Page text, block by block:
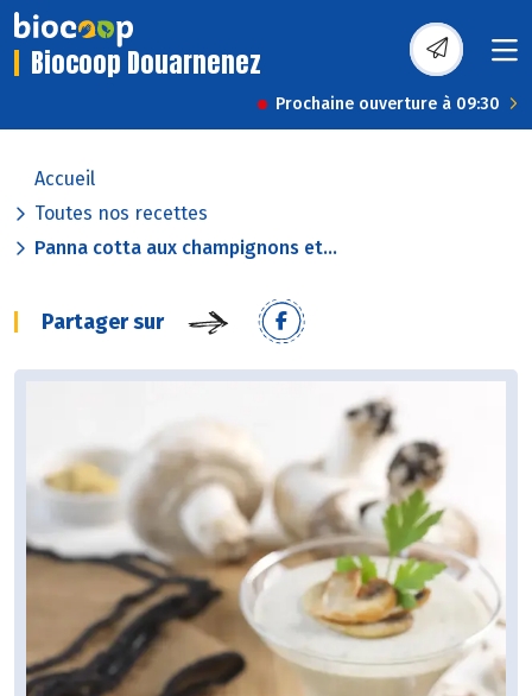
Biocoop Douarnenez
Prochaine ouverture à 09:30
Accueil
Toutes nos recettes
Panna cotta aux champignons et...
Partager sur